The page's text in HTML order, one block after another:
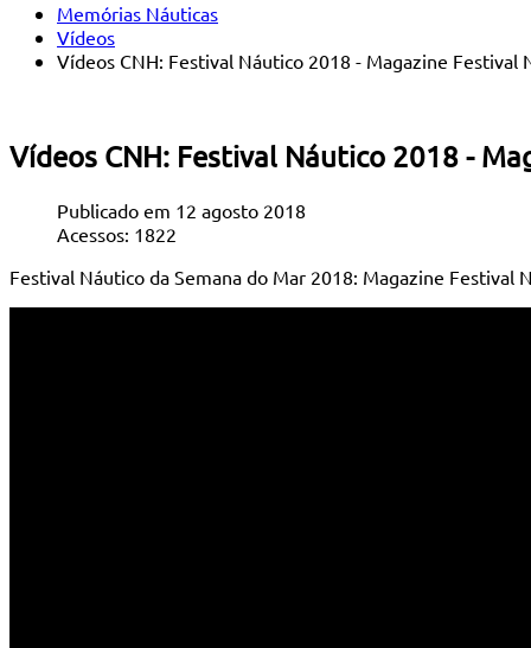
Memórias Náuticas
Vídeos
Vídeos CNH: Festival Náutico 2018 - Magazine Festival
Vídeos CNH: Festival Náutico 2018 -
Publicado em 12 agosto 2018
Acessos: 1822
Festival Náutico da Semana do Mar 2018: Magazine Festival